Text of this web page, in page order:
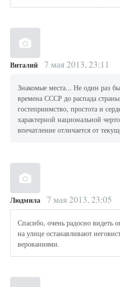
Виталий 7 мая 2013, 23:11
Знакомые места... Не один раз
времена СССР до распада
гостеприимство, простота и
характерной национальной
впечатление отличается от
Людмила 7 мая 2013, 23:05
Спасибо, очень радосно видеть
на улице останавливают
верованиями.